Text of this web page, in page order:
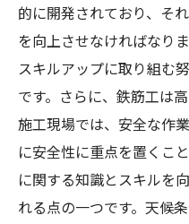
的に開発されており、そ
を向上させなければなり
スキルアップに取り組む
です。さらに、鉄筋工は
施工現場では、安全な作
に安全性に重点を置くこ
に関する知識とスキルを
れる点の一つです。天候